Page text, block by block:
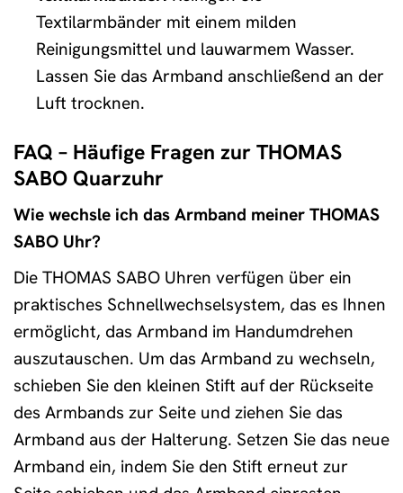
Textilarmbänder mit einem milden
Reinigungsmittel und lauwarmem Wasser.
Lassen Sie das Armband anschließend an der
Luft trocknen.
FAQ – Häufige Fragen zur THOMAS
SABO Quarzuhr
Wie wechsle ich das Armband meiner THOMAS
SABO Uhr?
Die THOMAS SABO Uhren verfügen über ein
praktisches Schnellwechselsystem, das es Ihnen
ermöglicht, das Armband im Handumdrehen
auszutauschen. Um das Armband zu wechseln,
schieben Sie den kleinen Stift auf der Rückseite
des Armbands zur Seite und ziehen Sie das
Armband aus der Halterung. Setzen Sie das neue
Armband ein, indem Sie den Stift erneut zur